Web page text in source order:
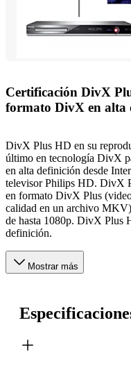
Certificación DivX
formato DivX en alta
DivX Plus HD en su
último en tecnología DivX
en alta definición desde
televisor Philips HD. DivX
en formato DivX Plus
calidad en un archivo
de hasta 1080p. DivX Plus
definición.
Mostrar más